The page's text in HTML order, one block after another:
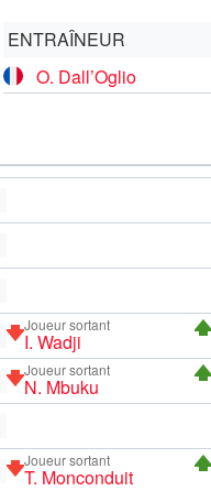
ENTRAÎNEUR
O. Dall’Oglio
Joueur sortant
I. Wadji
Joueur sortant
N. Mbuku
Joueur sortant
T. Monconduit